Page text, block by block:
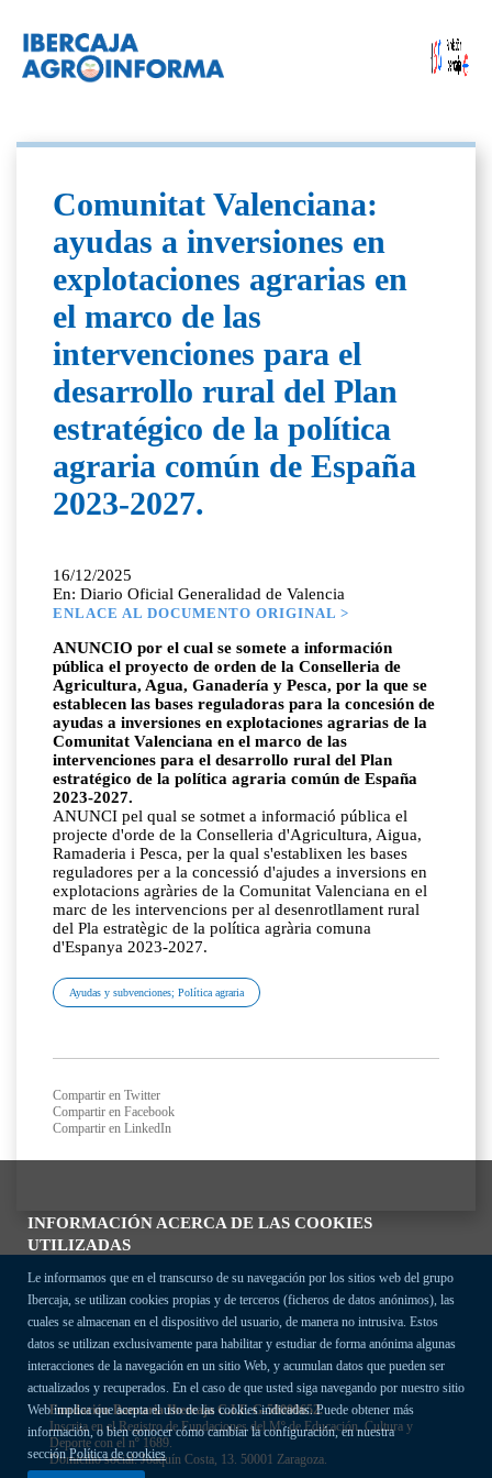
INFORMACIÓN ACERCA DE LAS COOKIES
UTILIZADAS
Le informamos que en el transcurso de su navegación por los sitios web del grupo
Ibercaja, se utilizan cookies propias y de terceros (ficheros de datos anónimos), las
cuales se almacenan en el dispositivo del usuario, de manera no intrusiva. Estos
datos se utilizan exclusivamente para habilitar y estudiar de forma anónima algunas
interacciones de la navegación en un sitio Web, y acumulan datos que pueden ser
actualizados y recuperados. En el caso de que usted siga navegando por nuestro sitio
Web implica que acepta el uso de las cookies indicadas. Puede obtener más
información, o bien conocer cómo cambiar la configuración, en nuestra
secciónPolítica de cookies
Comunitat Valenciana:
ayudas a inversiones en
explotaciones agrarias en
el marco de las
intervenciones para el
desarrollo rural del Plan
estratégico de la política
agraria común de España
2023-2027.
16/12/2025
En: Diario Oficial Generalidad de Valencia
ENLACE AL DOCUMENTO ORIGINAL >
ANUNCIO por el cual se somete a información
pública el proyecto de orden de la Conselleria de
Agricultura, Agua, Ganadería y Pesca, por la que se
establecen las bases reguladoras para la concesión de
ayudas a inversiones en explotaciones agrarias de la
Comunitat Valenciana en el marco de las
intervenciones para el desarrollo rural del Plan
estratégico de la política agraria común de España
2023-2027.
ANUNCI pel qual se sotmet a informació pública el
projecte d'orde de la Conselleria d'Agricultura, Aigua,
Ramaderia i Pesca, per la qual s'establixen les bases
reguladores per a la concessió d'ajudes a inversions en
explotacions agràries de la Comunitat Valenciana en el
marc de les intervencions per al desenrotllament rural
del Pla estratègic de la política agrària comuna
d'Espanya 2023-2027.
Ayudas y subvenciones; Política agraria
Compartir en Twitter
Compartir en Facebook
Compartir en LinkedIn
Fundación Bancaria Ibercaja C.I.F. G-50000652.
Inscrita en el Registro de Fundaciones del Mº de Educación, Cultura y
Deporte con el nº 1689.
Domicilio social: Joaquín Costa, 13. 50001 Zaragoza.